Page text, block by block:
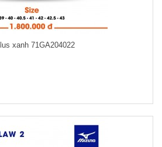
xanh 71GA204022